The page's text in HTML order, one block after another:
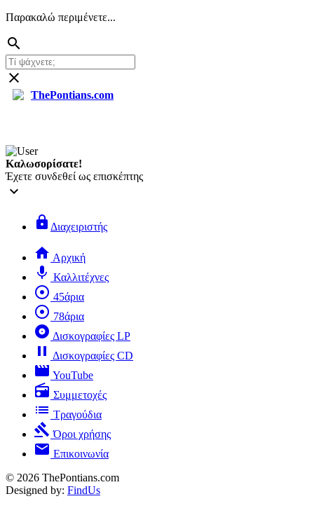
Παρακαλώ περιμένετε...
search
close
ThePontians.com
Καλωσορίσατε!
Έχετε συνδεθεί ως επισκέπτης
keyboard_arrow_down
lock Διαχειριστής
home Αρχική
mic Καλλιτέχνες
adjust 45άρια
adjust 78άρια
album Δισκογραφίες LP
pause Δισκογραφίες CD
movie YouTube
radio Συμμετοχές
list Τραγούδια
gavel Όροι χρήσης
mail Επικοινωνία
© 2026 ThePontians.com
Designed by: FindUs